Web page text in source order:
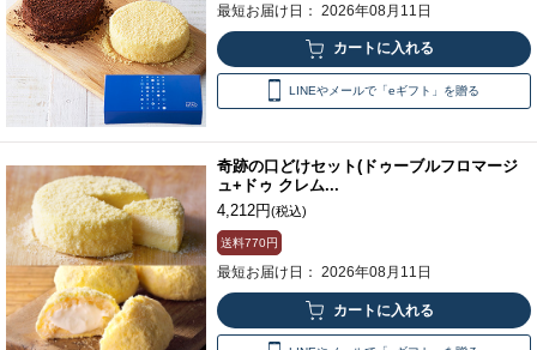
最短お届け日： 2026年08月11日
LINEやメールで「eギフト」を贈る
奇跡の口どけセット(ドゥーブルフロマージ
ュ+ドゥ クレム...
4,212円(税込)
送料770円
最短お届け日： 2026年08月11日